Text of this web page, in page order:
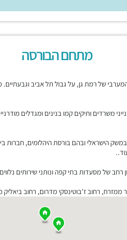
מתחם הבורסה
של רמת גן, על גבול תל אביב וגבעתיים.
משרדים ותיקים קמו בנינים ומגדלים
הישראלי ובהם בורסת היהלומים, חברות
רחב של מסעדות בתי קפה ונותני שירותים
רחוב ז'בוטינסקי מדרום, רחוב ביאליק